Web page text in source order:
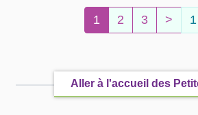
1 (current)
2 3 >
Aller à l'accueil des